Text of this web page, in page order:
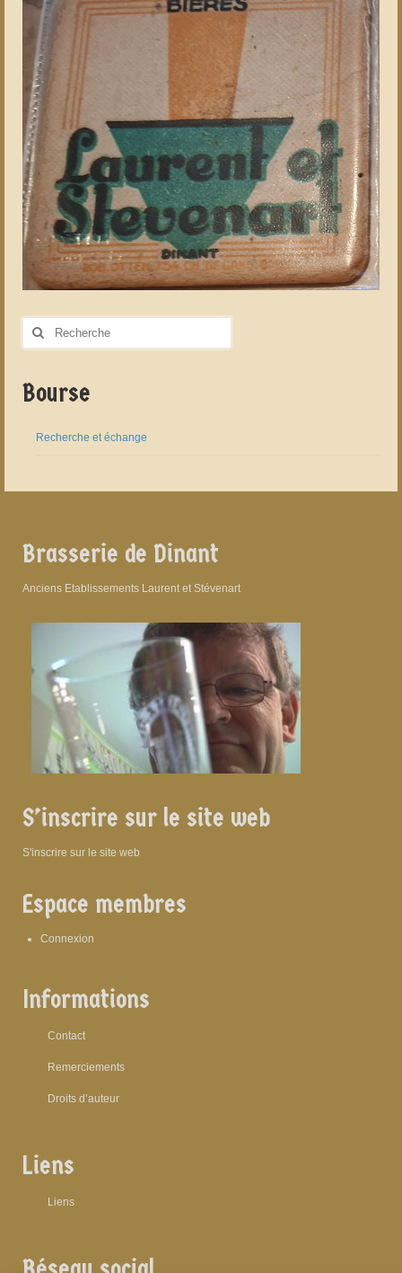
Rechercher
Bourse
Recherche et échange
Brasserie de Dinant
Anciens Etablissements Laurent et Stévenart
S’inscrire sur le site web
S'inscrire sur le site web
Espace membres
Connexion
Informations
Contact
Remerciements
Droits d’auteur
Liens
Liens